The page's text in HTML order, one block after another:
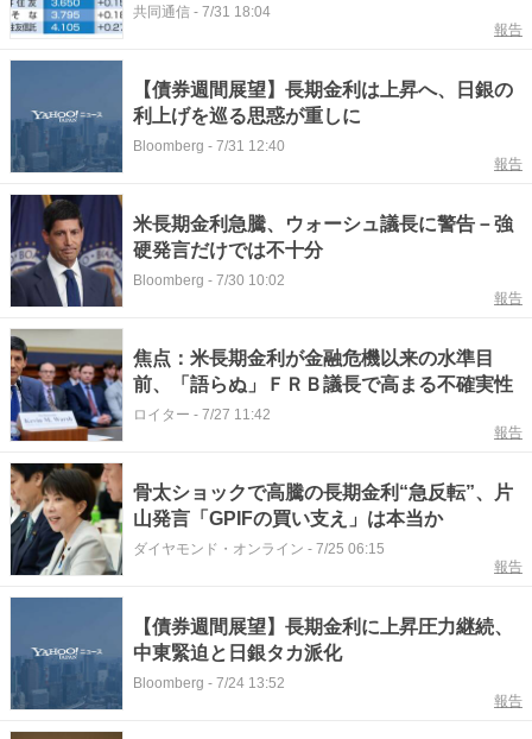
共同通信 - 7/31 18:04
報告
【債券週間展望】長期金利は上昇へ、日銀の
利上げを巡る思惑が重しに
Bloomberg - 7/31 12:40
報告
米長期金利急騰、ウォーシュ議長に警告－強
硬発言だけでは不十分
Bloomberg - 7/30 10:02
報告
焦点：米長期金利が金融危機以来の水準目
前、「語らぬ」ＦＲＢ議長で高まる不確実性
ロイター - 7/27 11:42
報告
骨太ショックで高騰の長期金利“急反転”、片
山発言「GPIFの買い支え」は本当か
ダイヤモンド・オンライン - 7/25 06:15
報告
【債券週間展望】長期金利に上昇圧力継続、
中東緊迫と日銀タカ派化
Bloomberg - 7/24 13:52
報告